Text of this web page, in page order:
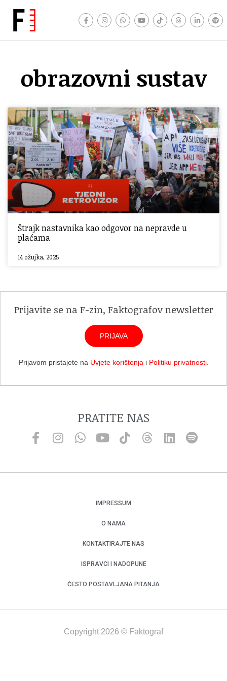
obrazovni sustav
Štrajk nastavnika kao odgovor na nepravde u
plaćama
14 ožujka, 2025
Prijavite se na F-zin, Faktografov newsletter
PRIJAVA
Prijavom pristajete na Uvjete korištenja i Politiku privatnosti.
PRATITE NAS
IMPRESSUM
O NAMA
KONTAKTIRAJTE NAS
ISPRAVCI I NADOPUNE
ČESTO POSTAVLJANA PITANJA
Copyright 2026 © Faktograf